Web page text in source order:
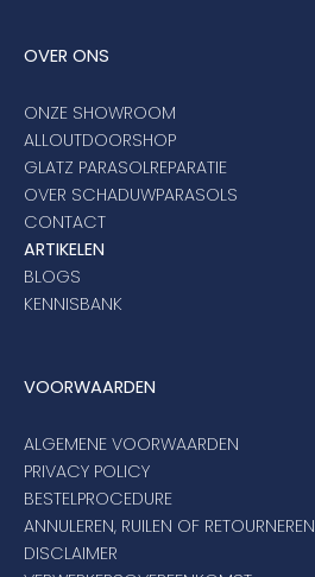
OVER ONS
ONZE SHOWROOM
ALLOUTDOORSHOP
GLATZ PARASOLREPARATIE
OVER SCHADUWPARASOLS
CONTACT
ARTIKELEN
BLOGS
KENNISBANK
VOORWAARDEN
ALGEMENE VOORWAARDEN
PRIVACY POLICY
BESTELPROCEDURE
ANNULEREN, RUILEN OF RETOURNEREN
DISCLAIMER